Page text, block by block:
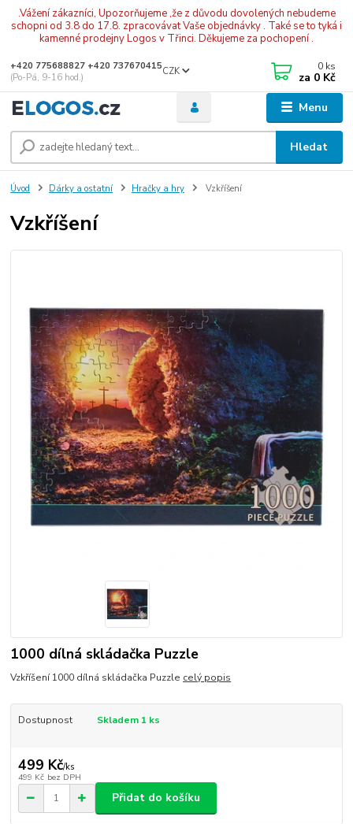
.Vážení zákazníci, Upozorňujeme ,že z důvodu dovolených nebudeme
schopni od 3.8 do 17.8. zpracovávat Vaše objednávky . Také se to tyká i
kamenné prodejny Logos v Třinci. Děkujeme za pochopení .
Menu
CZK
Hledat
+420 775688827 +420 737670415
(Po-Pá, 9-16 hod.)
0 ks
za 0 Kč
Úvod Dárky a ostatní Hračky a hry Vzkříšení
Vzkříšení
1000 dílná skládačka Puzzle
Vzkříšení 1000 dílná skládačka Puzzle celý popis
Dostupnost Skladem 1 ks
499 Kč/ks
499 Kč bez DPH
Přidat do košíku